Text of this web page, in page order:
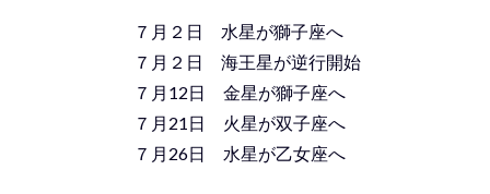
７月２日 水星が獅子座へ
７月２日 海王星が逆行開始
７月12日 金星が獅子座へ
７月21日 火星が双子座へ
７月26日 水星が乙女座へ